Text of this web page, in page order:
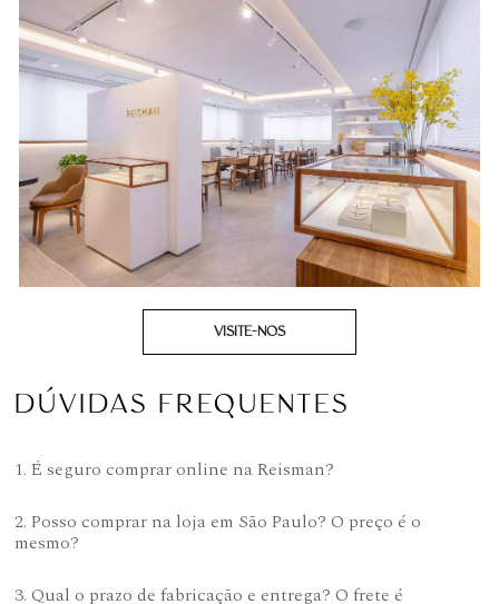
VISITE-NOS
DÚVIDAS FREQUENTES
1. É seguro comprar online na Reisman?
2. Posso comprar na loja em São Paulo? O preço é o
mesmo?
3. Qual o prazo de fabricação e entrega? O frete é